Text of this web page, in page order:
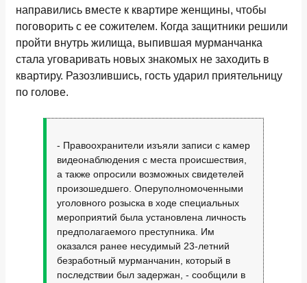
направились вместе к квартире женщины, чтобы
поговорить с ее сожителем. Когда защитники решили
пройти внутрь жилища, выпившая мурманчанка
стала уговаривать новых знакомых не заходить в
квартиру. Разозлившись, гость ударил приятельницу
по голове.
- Правоохранители изъяли записи с камер
видеонаблюдения с места происшествия,
а также опросили возможных свидетелей
произошедшего. Оперуполномоченными
уголовного розыска в ходе специальных
мероприятий была установлена личность
предполагаемого преступника. Им
оказался ранее несудимый 23-летний
безработный мурманчанин, который в
последствии был задержан, - сообщили в